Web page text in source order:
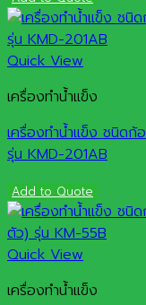
Quick View
เครื่องทำน้ำแข็ง
เครื่องทำน้ำแข็ง ชนิดก้
รุ่น KMD-201AB
Add to Quote
Quick View
เครื่องทำน้ำแข็ง